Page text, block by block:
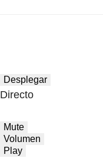
Desplegar
Directo
Mute
Volumen
Play